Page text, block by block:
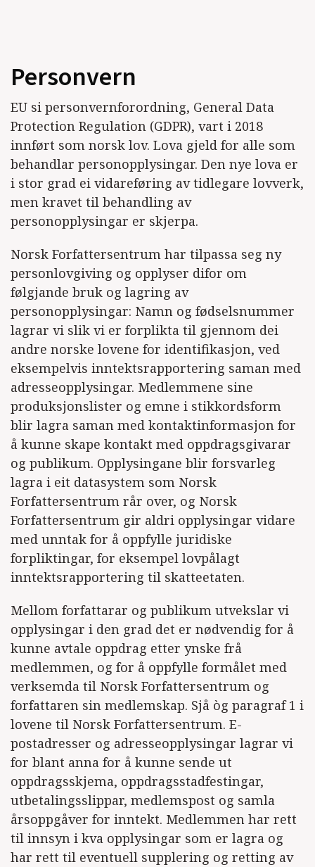
Personvern
EU si personvernforordning, General Data
Protection Regulation (GDPR), vart i 2018
innført som norsk lov. Lova gjeld for alle som
behandlar personopplysingar. Den nye lova er
i stor grad ei vidareføring av tidlegare lovverk,
men kravet til behandling av
personopplysingar er skjerpa.
Norsk Forfattersentrum har tilpassa seg ny
personlovgiving og opplyser difor om
følgjande bruk og lagring av
personopplysingar: Namn og fødselsnummer
lagrar vi slik vi er forplikta til gjennom dei
andre norske lovene for identifikasjon, ved
eksempelvis inntektsrapportering saman med
adresseopplysingar. Medlemmene sine
produksjonslister og emne i stikkordsform
blir lagra saman med kontaktinformasjon for
å kunne skape kontakt med oppdragsgivarar
og publikum. Opplysingane blir forsvarleg
lagra i eit datasystem som Norsk
Forfattersentrum rår over, og Norsk
Forfattersentrum gir aldri opplysingar vidare
med unntak for å oppfylle juridiske
forpliktingar, for eksempel lovpålagt
inntektsrapportering til skatteetaten.
Mellom forfattarar og publikum utvekslar vi
opplysingar i den grad det er nødvendig for å
kunne avtale oppdrag etter ynske frå
medlemmen, og for å oppfylle formålet med
verksemda til Norsk Forfattersentrum og
forfattaren sin medlemskap. Sjå òg paragraf 1 i
lovene til Norsk Forfattersentrum. E-
postadresser og adresseopplysingar lagrar vi
for blant anna for å kunne sende ut
oppdragsskjema, oppdragsstadfestingar,
utbetalingsslippar, medlemspost og samla
årsoppgåver for inntekt. Medlemmen har rett
til innsyn i kva opplysingar som er lagra og
har rett til eventuell supplering og retting av